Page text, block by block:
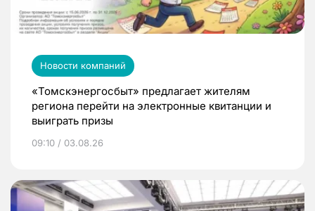
Новости компаний
«Томскэнергосбыт» предлагает жителям
региона перейти на электронные квитанции и
выиграть призы
09:10 / 03.08.26